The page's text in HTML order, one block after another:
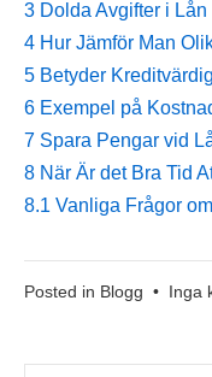
3 Dolda Avgifter i Lån
4 Hur Jämför Man
5 Betyder
6 Exempel på
7 Spara Pengar vid
8 När Är det Bra Tid
8.1 Vanliga Frågor
Posted in Blogg • Inga